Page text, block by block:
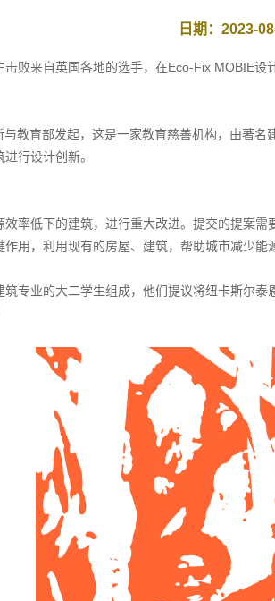
2023-
日期：
败来自英国各地的选手，在Eco-Fix MOBIE设
教育部发起，这是一家教育慈善机构，由著
行设计创新。
效率低下的建筑，进行重大改进。提交的提案
用，利用现有的房屋、建筑，帮助城市减少能
专业的大二学生组成，他们提议将纽卡斯尔